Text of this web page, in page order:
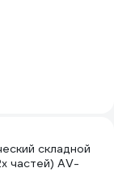
складной
частей) AV-